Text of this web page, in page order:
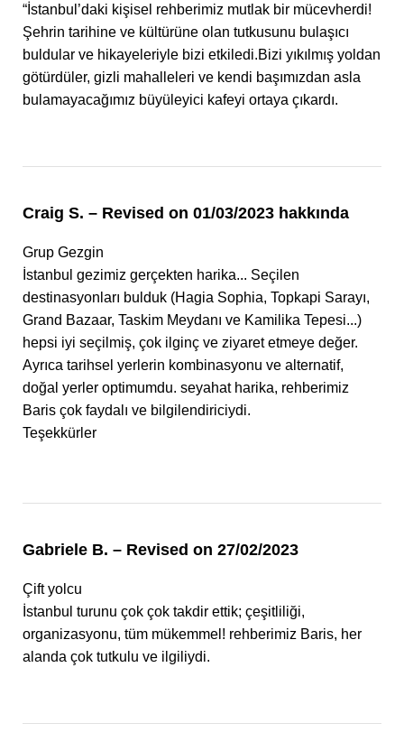
“İstanbul’daki kişisel rehberimiz mutlak bir mücevherdi!
Şehrin tarihine ve kültürüne olan tutkusunu bulaşıcı
buldular ve hikayeleriyle bizi etkiledi.Bizi yıkılmış yoldan
götürdüler, gizli mahalleleri ve kendi başımızdan asla
bulamayacağımız büyüleyici kafeyi ortaya çıkardı.
Craig S. – Revised on 01/03/2023 hakkında
Grup Gezgin
İstanbul gezimiz gerçekten harika... Seçilen
destinasyonları bulduk (Hagia Sophia, Topkapi Sarayı,
Grand Bazaar, Taskim Meydanı ve Kamilika Tepesi...)
hepsi iyi seçilmiş, çok ilginç ve ziyaret etmeye değer.
Ayrıca tarihsel yerlerin kombinasyonu ve alternatif,
doğal yerler optimumdu. seyahat harika, rehberimiz
Baris çok faydalı ve bilgilendiriciydi.
Teşekkürler
Gabriele B. – Revised on 27/02/2023
Çift yolcu
İstanbul turunu çok çok takdir ettik; çeşitliliği,
organizasyonu, tüm mükemmel! rehberimiz Baris, her
alanda çok tutkulu ve ilgiliydi.